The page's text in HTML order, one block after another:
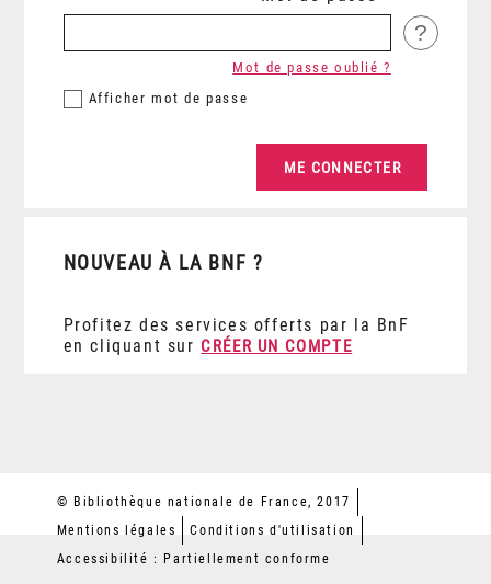
?
Afficher mot de passe
Mot de passe oublié ?
NOUVEAU À LA BNF ?
Profitez des services offerts par la BnF
en cliquant sur CRÉER UN COMPTE
© Bibliothèque nationale de France, 2017
Mentions légales
Conditions d'utilisation
Accessibilité : Partiellement conforme